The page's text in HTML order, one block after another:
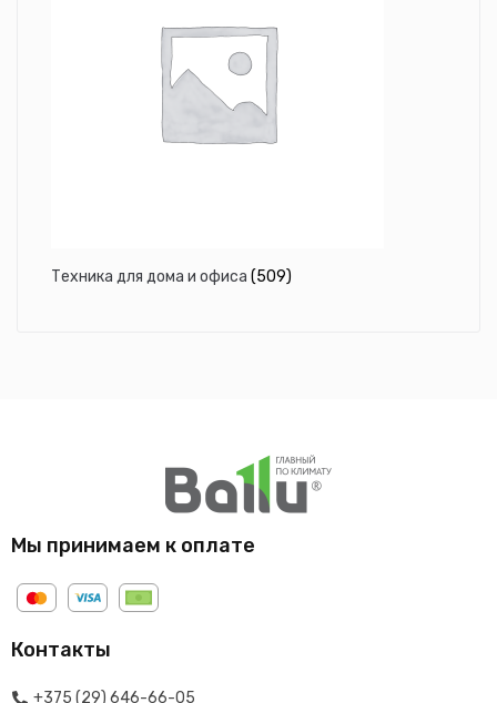
Техника для дома и офиса (509)
Мы принимаем к оплате
Контакты
+375 (29) 646-66-05